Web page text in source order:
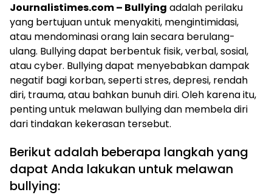
Journalistimes.com – Bullying adalah perilaku
yang bertujuan untuk menyakiti, mengintimidasi,
atau mendominasi orang lain secara berulang-
ulang. Bullying dapat berbentuk fisik, verbal, sosial,
atau cyber. Bullying dapat menyebabkan dampak
negatif bagi korban, seperti stres, depresi, rendah
diri, trauma, atau bahkan bunuh diri. Oleh karena itu,
penting untuk melawan bullying dan membela diri
dari tindakan kekerasan tersebut.
Berikut adalah beberapa langkah yang
dapat Anda lakukan untuk melawan
bullying: